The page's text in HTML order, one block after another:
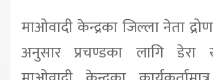
माओवादी केन्द्रका जिल्ला नेता
अनुसार प्रचण्डका लागि डेरा